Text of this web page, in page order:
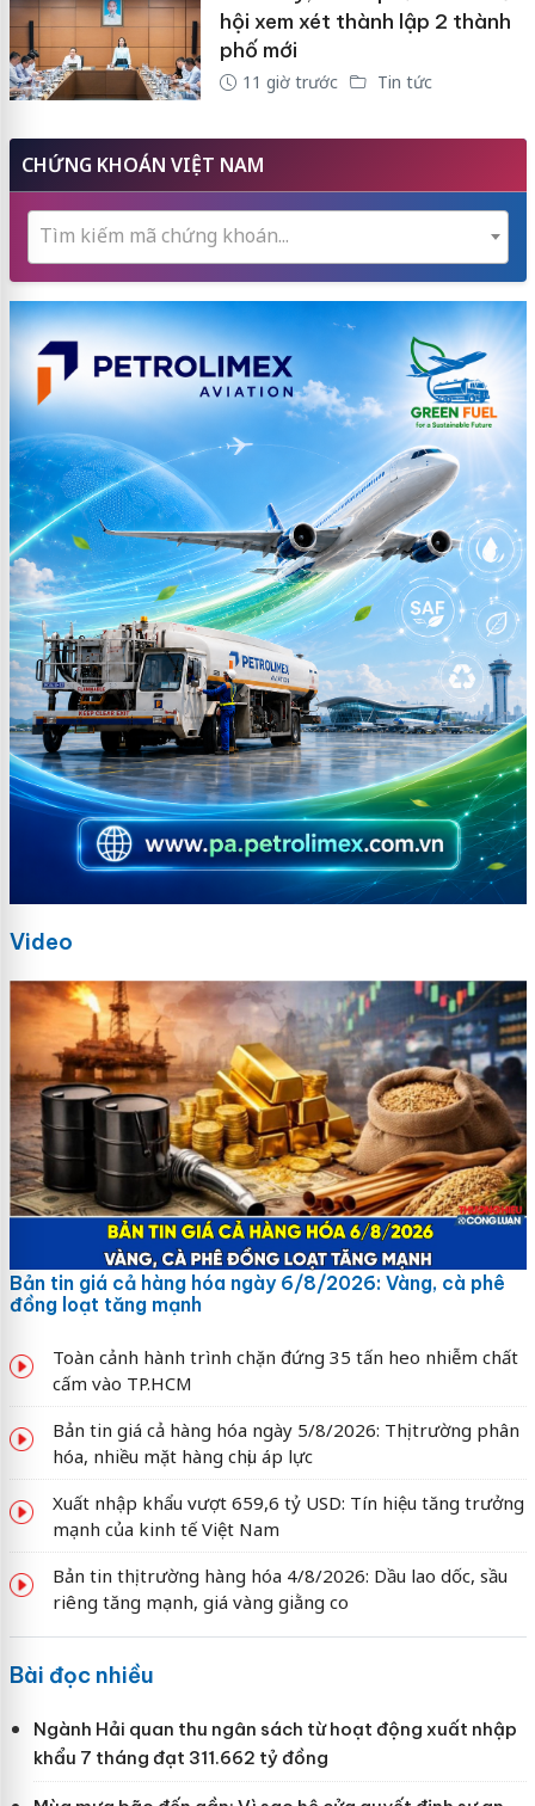
hội xem xét thành lập 2 thành
phố mới
11 giờ trước Tin tức
CHỨNG KHOÁN VIỆT NAM
Tìm kiếm mã chứng khoán...
Video
Bản tin giá cả hàng hóa ngày 6/8/2026: Vàng, cà phê
đồng loạt tăng mạnh
Toàn cảnh hành trình chặn đứng 35 tấn heo nhiễm chất
cấm vào TP.HCM
Bản tin giá cả hàng hóa ngày 5/8/2026: Thị trường phân
hóa, nhiều mặt hàng chịu áp lực
Xuất nhập khẩu vượt 659,6 tỷ USD: Tín hiệu tăng trưởng
mạnh của kinh tế Việt Nam
Bản tin thị trường hàng hóa 4/8/2026: Dầu lao dốc, sầu
riêng tăng mạnh, giá vàng giằng co
Bài đọc nhiều
Ngành Hải quan thu ngân sách từ hoạt động xuất nhập
khẩu 7 tháng đạt 311.662 tỷ đồng